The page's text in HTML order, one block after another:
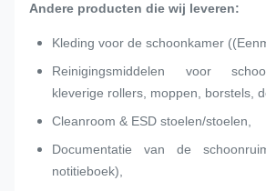
Andere producten die wij leveren:
Kleding voor de schoonkamer
Reinigingsmiddelen voor
kleverige rollers, moppen, borstels,
Cleanroom & ESD stoelen/stoelen,
Documentatie van de
notitieboek),